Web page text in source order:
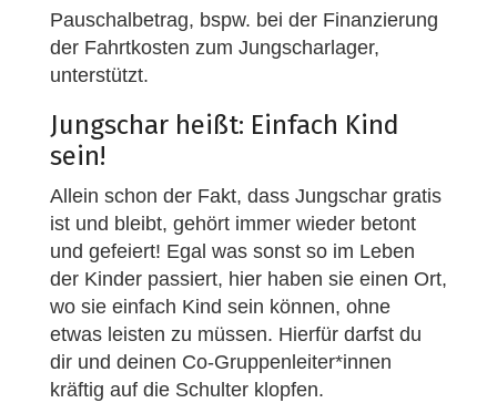
Pauschalbetrag, bspw. bei der Finanzierung
der Fahrtkosten zum Jungscharlager,
unterstützt.
Jungschar heißt: Einfach Kind
sein!
Allein schon der Fakt, dass Jungschar gratis
ist und bleibt, gehört immer wieder betont
und gefeiert! Egal was sonst so im Leben
der Kinder passiert, hier haben sie einen Ort,
wo sie einfach Kind sein können, ohne
etwas leisten zu müssen. Hierfür darfst du
dir und deinen Co-Gruppenleiter*innen
kräftig auf die Schulter klopfen.